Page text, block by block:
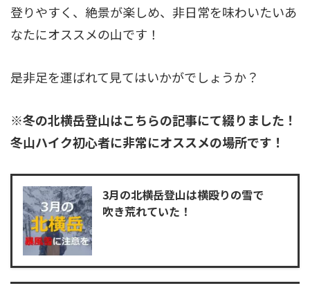
登りやすく、絶景が楽しめ、非日常を味わいたいあ
なたにオススメの山です！
是非足を運ばれて見てはいかがでしょうか？
※冬の北横岳登山はこちらの記事にて綴りました！
冬山ハイク初心者に非常にオススメの場所です！
3月の北横岳登山は横殴りの雪で
吹き荒れていた！